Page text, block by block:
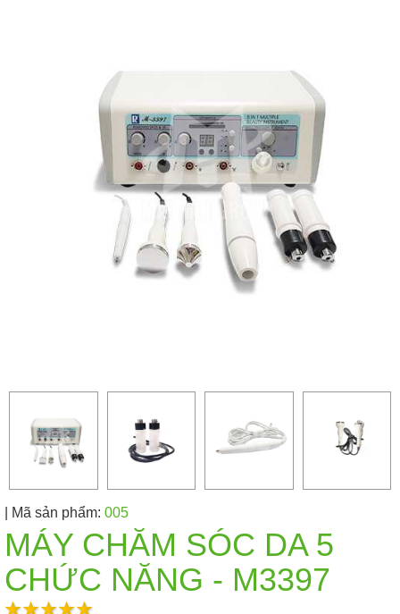
| Mã sản phẩm: 005
MÁY CHĂM SÓC DA 5
CHỨC NĂNG - M3397